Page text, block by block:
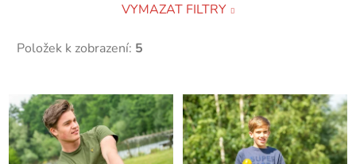
VYMAZAT FILTRY
Položek k zobrazení: 5
V
ý
p
i